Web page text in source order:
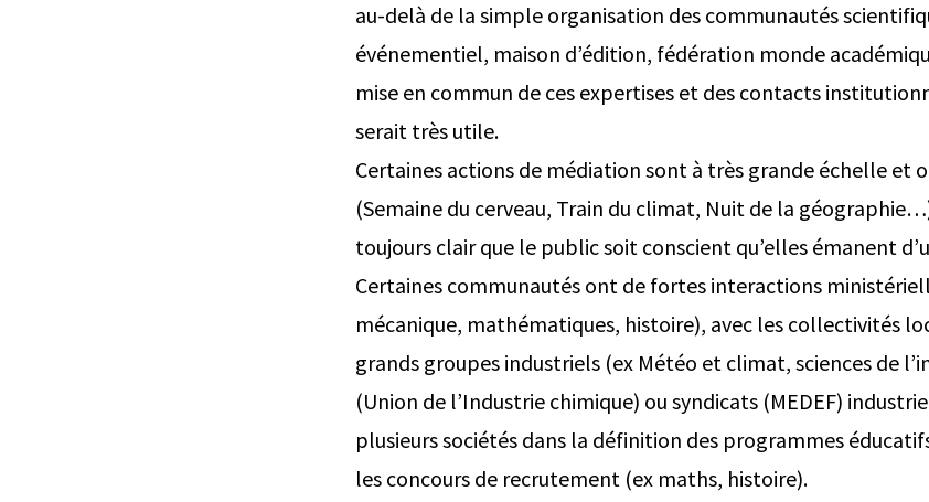
au-delà de la simple organisation des communautés
événementiel, maison d’édition, fédération monde
mise en commun de ces expertises et des contacts
serait très utile.
Certaines actions de médiation sont à très grande échelle et
(Semaine du cerveau, Train du climat, Nuit de la
toujours clair que le public soit conscient qu’elles émanent
Certaines communautés ont de fortes interactions
mécanique, mathématiques, histoire), avec les collectivités
grands groupes industriels (ex Météo et climat, sciences de
(Union de l’Industrie chimique) ou syndicats (MEDEF)
plusieurs sociétés dans la définition des programmes
les concours de recrutement (ex maths, histoire).